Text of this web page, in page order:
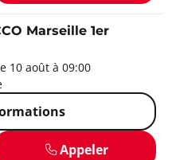
Marseille 1er
10 août à 09:00
Appeler